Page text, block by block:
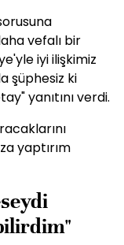
vefalı bir
iyi ilişkimiz
şüphesiz ki
yanıtını verdi.
yaptırım